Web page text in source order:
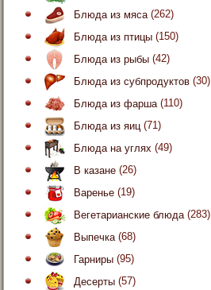
Блюда из мяса (262)
Блюда из птицы (150)
Блюда из рыбы (42)
Блюда из субпродуктов (30)
Блюда из фарша (110)
Блюда из яиц (71)
Блюда на углях (49)
В казане (26)
Варенье (19)
Вегетарианские блюда (283)
Выпечка (68)
Гарниры (95)
Десерты (57)